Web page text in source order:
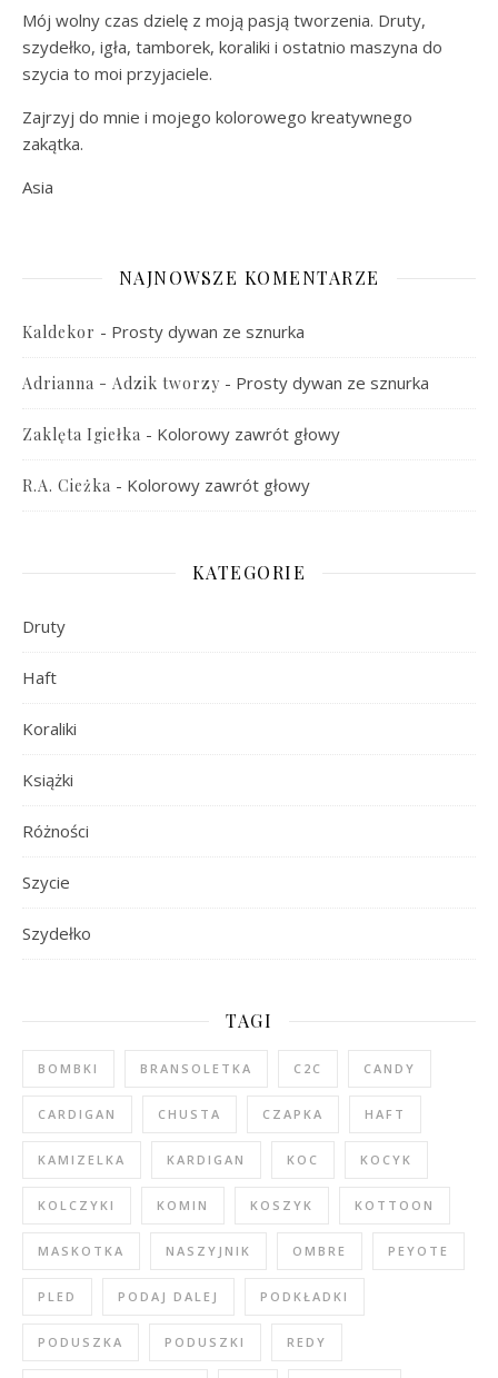
Mój wolny czas dzielę z moją pasją tworzenia. Druty,
szydełko, igła, tamborek, koraliki i ostatnio maszyna do
szycia to moi przyjaciele.
Zajrzyj do mnie i mojego kolorowego kreatywnego
zakątka.
Asia
NAJNOWSZE KOMENTARZE
Kaldekor - Prosty dywan ze sznurka
Adrianna - Adzik tworzy - Prosty dywan ze sznurka
Zaklęta Igiełka - Kolorowy zawrót głowy
R.A. Cieżka - Kolorowy zawrót głowy
KATEGORIE
Druty
Haft
Koraliki
Książki
Różności
Szycie
Szydełko
TAGI
BOMBKI BRANSOLETKA C2C CANDY
CARDIGAN CHUSTA CZAPKA HAFT
KAMIZELKA KARDIGAN KOC KOCYK
KOLCZYKI KOMIN KOSZYK KOTTOON
MASKOTKA NASZYJNIK OMBRE PEYOTE
PLED PODAJ DALEJ PODKŁADKI
PODUSZKA PODUSZKI REDY